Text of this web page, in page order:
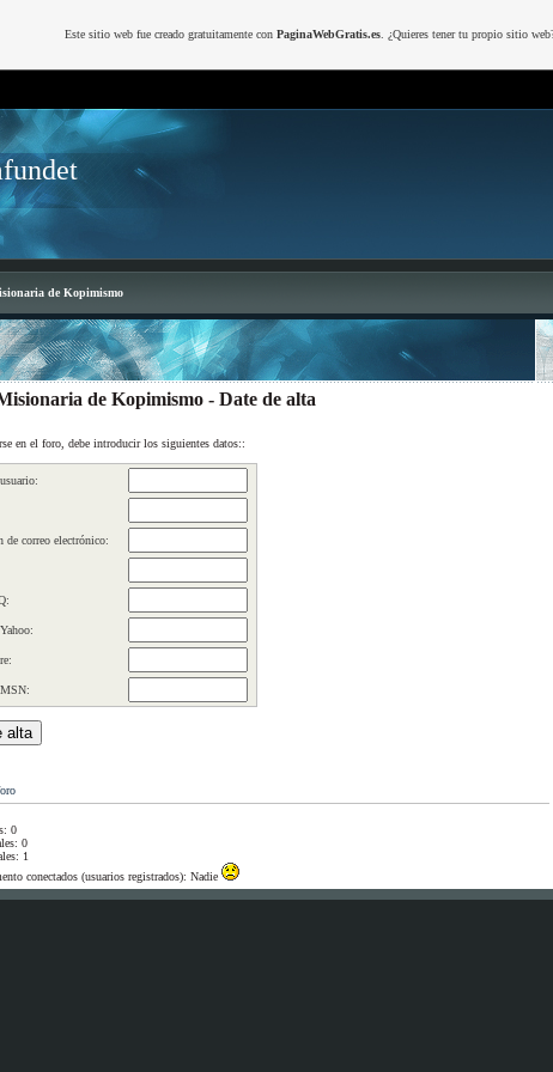
de Kopimismo
de Kopimismo - Date de alta
en el foro, debe introducir los siguientes datos::
de correo electrónico:
0
0
1
conectados (usuarios registrados): Nadie
Este sitio web fue creado gratuitamente con PaginaWebGratis.es. ¿Quieres tener tu propio sitio